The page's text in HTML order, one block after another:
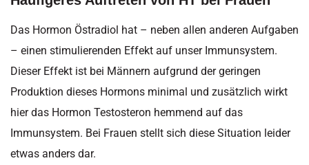
Das Hormon Östradiol hat – neben allen anderen Aufgaben
– einen stimulierenden Effekt auf unser Immunsystem.
Dieser Effekt ist bei Männern aufgrund der geringen
Produktion dieses Hormons minimal und zusätzlich wirkt
hier das Hormon Testosteron hemmend auf das
Immunsystem. Bei Frauen stellt sich diese Situation leider
etwas anders dar.